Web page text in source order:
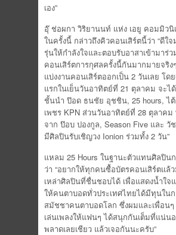
เอง”
อุ๊ ช่อผกา วิริยานนท์ แห่ง เอยู คอมมิว
ในครั้งนี้ กล่าวถึงคิวคอนเสิร์ตนี้ว่า “ดีใ
รุ่นให้กำลังใจและตอบรับอาสาเข้ามาร่
คอนเสิร์ตการกุศลครั้งนี้กันมากมายจริง
แบ่งงานคอนเสิร์ตออกเป็น 2 วันเลย โด
แรกในเย็นวันอาทิตย์ที่ 21 ตุลาคม จะ
ชั้นนำ ป๊อด ธนชัย อุชชิน, 25 hours, ไ
เพชร KPN ส่วนวันอาทิตย์ที่ 28 ตุลาค
จาก ป๊อบ ปองกูล, Season Five และ วั
มีศิลปินรับเชิญวง Ionion ร่วมทั้ง 2 วัน”
แหลม 25 Hours ในฐานะตัวแทนศิลปิน
ว่า “อยากให้ทุกคนซื้อบัตรคอนเสิร์ตแล้
เหล่าศิลปินที่ชื่นชอบได้ เพื่อแสดงน้ำใจ
ให้คนตาบอดทั่วประเทศไทยได้มีทุนในก
สมัชชาคนตาบอดโลก ซึ่งผมและเพื่อนๆ
เล่นเพลงให้แฟนๆ ได้สนุกกันเต็มที่แน่น
พลาดเลยเชียว แล้วเจอกันนะครับ”